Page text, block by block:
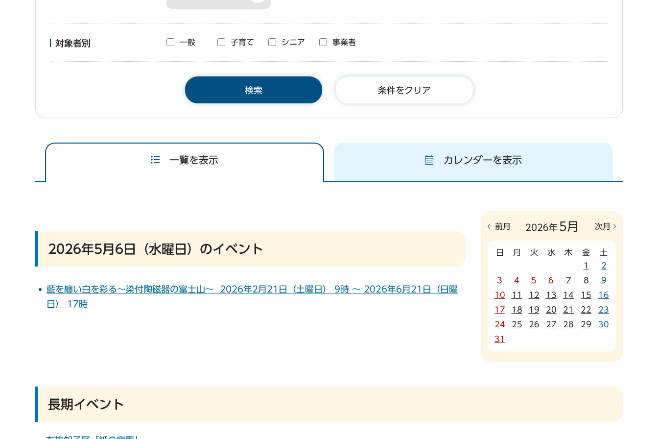
対象者別 一般 子育て シニア 事業者
条件をクリア
一覧を表示 カレンダーを表示
2026年 5月
前月 次月
日 月 火 水 木 金
土
1
2
3
4 5 6 7 8
9
10
11 12 13 14 15
16
17
18 19 20 21 22
23
24
25 26 27 28 29
30
31
2026年5月6日（水曜日）のイベント
藍を纏い白を彩る～染付陶磁器の富士山～ 2026年2月21日（土曜日） 9時 ～ 2026年6月21日（日曜
日） 17時
長期イベント